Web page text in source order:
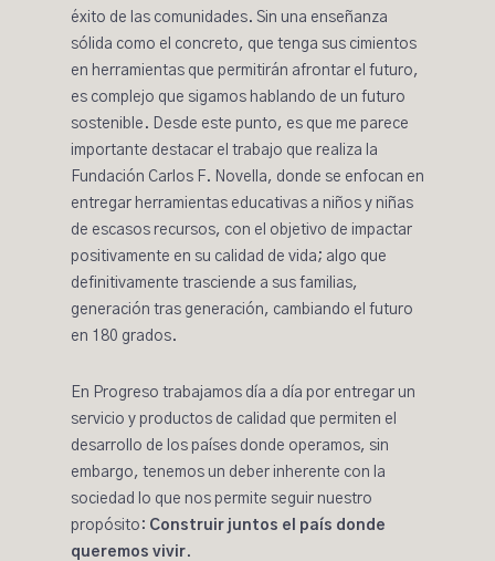
éxito de las comunidades. Sin una enseñanza
sólida como el concreto, que tenga sus cimientos
en herramientas que permitirán afrontar el futuro,
es complejo que sigamos hablando de un futuro
sostenible. Desde este punto, es que me parece
importante destacar el trabajo que realiza la
Fundación Carlos F. Novella, donde se enfocan en
entregar herramientas educativas a niños y niñas
de escasos recursos, con el objetivo de impactar
positivamente en su calidad de vida; algo que
definitivamente trasciende a sus familias,
generación tras generación, cambiando el futuro
en 180 grados.
En Progreso trabajamos día a día por entregar un
servicio y productos de calidad que permiten el
desarrollo de los países donde operamos, sin
embargo, tenemos un deber inherente con la
sociedad lo que nos permite seguir nuestro
propósito: Construir juntos el país donde
queremos vivir.